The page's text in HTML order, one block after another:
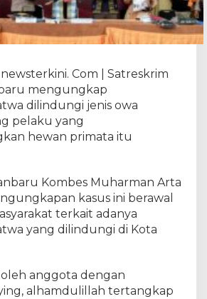
B
e
S
a
t
w
a
n
d
u
i
d
Com | Satreskrim
mengungkap
dilindungi jenis owa
pelaku yang
hewan primata itu
Kombes Muharman Arta
kasus ini berawal
terkait adanya
yang dilindungi di Kota
anggota dengan
alhamdulillah tertangkap